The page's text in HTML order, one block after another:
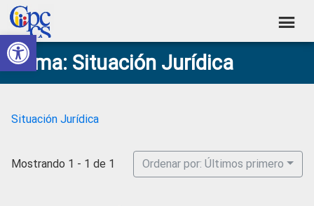
Abrir barra de herramientas
Skip
to
primary
navigation
Skip
to
main
content
Skip
to
primary
sidebar
Skip
to
footer
Consejo
de
Ciudadana
Control
Construyendo
Poder
Ciudadano
Tema: Situación Jurídica
Situación Jurídica
Mostrando 1 - 1 de 1 Ordenar por: Últimos primero